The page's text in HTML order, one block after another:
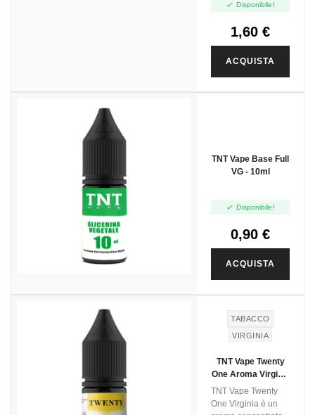
 Disponibile!
1,60 €
ACQUISTA
TNT Vape Base Full
VG - 10ml
 Disponibile!
0,90 €
ACQUISTA
TABACCO
VIRGINIA
TNT Vape Twenty
One Aroma Virginia
- 10ml
TNT Vape Twenty
One Virginia è un